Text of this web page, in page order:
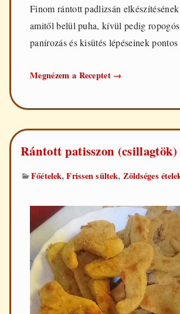
Finom rántott padlizsán
amitől belül puha, kívül pedig
panírozás és kisütés lépéseinek pontos
Megnézem a Receptet Rántott
→
Rántott patisszon (csillagtök)
Főételek,Frissen sültek, Zöldséges